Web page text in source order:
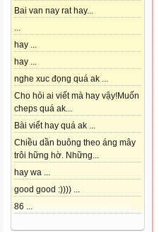
Bai van nay rat hay...
...
hay ...
hay ...
nghe xuc đọng quá ak ...
Cho hỏi ai viết mà hay vậy!Muốn
cheps quá ak...
Bài viết hay quá ak ...
Chiều dần buông theo áng mây
trôi hững hờ. Những...
hay wa ...
good good :)))) ...
86 ...